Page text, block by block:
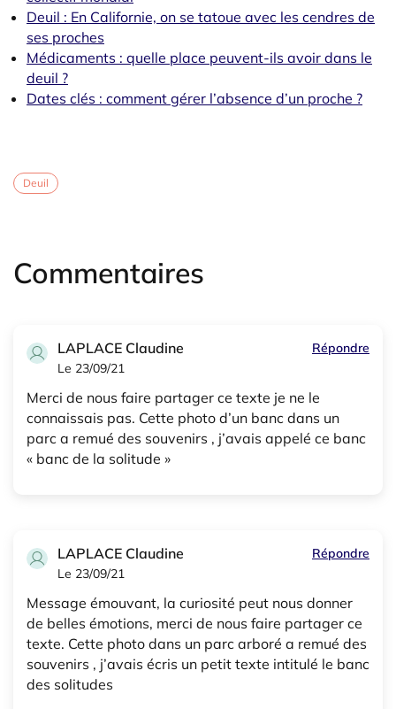
Deuil : En Californie, on se tatoue avec les cendres de
ses proches
Médicaments : quelle place peuvent-ils avoir dans le
deuil ?
Dates clés : comment gérer l’absence d’un proche ?
Deuil
Commentaires
LAPLACE Claudine
Le 23/09/21
Répondre
Merci de nous faire partager ce texte je ne le
connaissais pas. Cette photo d’un banc dans un
parc a remué des souvenirs , j’avais appelé ce banc
« banc de la solitude »
LAPLACE Claudine
Le 23/09/21
Répondre
Message émouvant, la curiosité peut nous donner
de belles émotions, merci de nous faire partager ce
texte. Cette photo dans un parc arboré a remué des
souvenirs , j’avais écris un petit texte intitulé le banc
des solitudes